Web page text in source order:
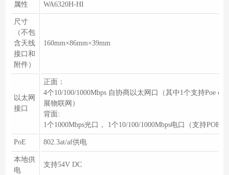
属性 WA6320H-HI
尺寸
（不包
含天线
接口和
附件）
160mm×86mm×39mm
以太网
接口
正面：
4个10/100/1000Mbps 自协商以太网口（其中1个支持Poe
展物联网）
背面:
1个1000Mbps光口， 1个10/100/1000Mbps电口（支持POE
PoE 802.3at/af供电
本地供
电
支持54V DC